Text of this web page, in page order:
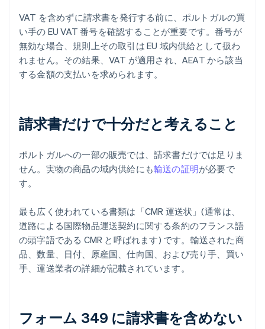
VAT を含めずに請求書を発行する前に、ポルトガルの買
い手の EU VAT 番号を確認することが重要です。番号が
無効な場合、規則上その取引は EU 域内供給として扱わ
れません。その結果、VAT が適用され、AEAT から該当
する金額の支払いを求められます。
請求書だけで十分だと考えること
ポルトガルへの一部の販売では、請求書だけでは足りま
せん。実物の商品の域内供給にも輸送の証明が必要で
す。
最も広く使われている書類は「CMR 運送状」(通常は、
道路による国際物品運送契約に関する条約のフランス語
の頭字語である CMR と呼ばれます) です。輸送された商
品、数量、日付、原産国、仕向国、および売り手、買い
手、運送業者の詳細が記載されています。
フォーム 349 に請求書を含めない